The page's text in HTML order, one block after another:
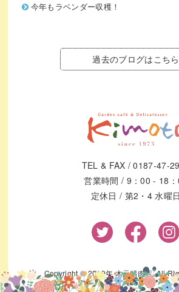
今年もラベンダー収穫！
過去のブログはこちら
TEL & FAX / 0187-47-
営業時間 / 9：00 - 18
定休日 / 第2・4 水曜日
Copyright © 2019年 木元精肉店. All